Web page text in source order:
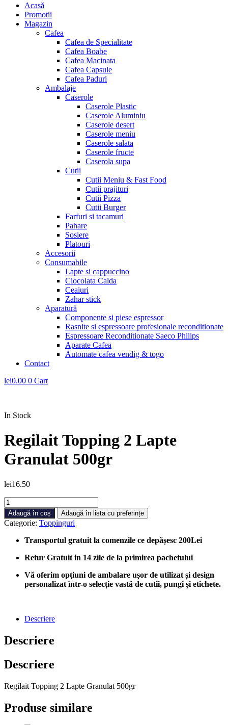
Menu
Acasă
Promotii
Magazin
Cafea
Cafea de Specialitate
Cafea Boabe
Cafea Macinata
Cafea Capsule
Cafea Paduri
Ambalaje
Caserole
Caserole Plastic
Caserole Aluminiu
Caserole desert
Caserole meniu
Caserole salata
Caserole fructe
Caserola supa
Cutii
Cutii Meniu & Fast Food
Cutii prajituri
Cutii Pizza
Cutii Burger
Farfuri si tacamuri
Pahare
Sosiere
Platouri
Accesorii
Consumabile
Lapte si cappuccino
Ciocolata Calda
Ceaiuri
Zahar stick
Aparatură
Componente si piese espressor
Rasnite si espressoare profesionale reconditionate
Espressoare Reconditionate Saeco Philips
Aparate Cafea
Automate cafea vendig & togo
Contact
lei0.00 0 Cart
In Stock
Regilait Topping 2 Lapte
Granulat 500gr
lei16.50
Cantitate
Regilait
Topping
2
Lapte
500gr
Adaugă în coș Adaugă în lista cu preferințe
Categorie: Toppinguri
Transportul gratuit la comenzile ce depășesc 200Lei
Retur Gratuit in 14 zile de la primirea pachetului
Vă oferim opțiuni de ambalare ușor de utilizat și design
personalizat într-o selecție vastă de cutii, pungi și etichete.
Descriere
Descriere
Descriere
Regilait Topping 2 Lapte Granulat 500gr
Produse similare